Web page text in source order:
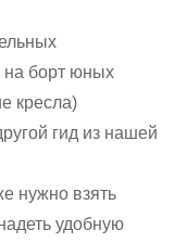
на борт юных
кресла)
гид из нашей
нужно взять
удобную